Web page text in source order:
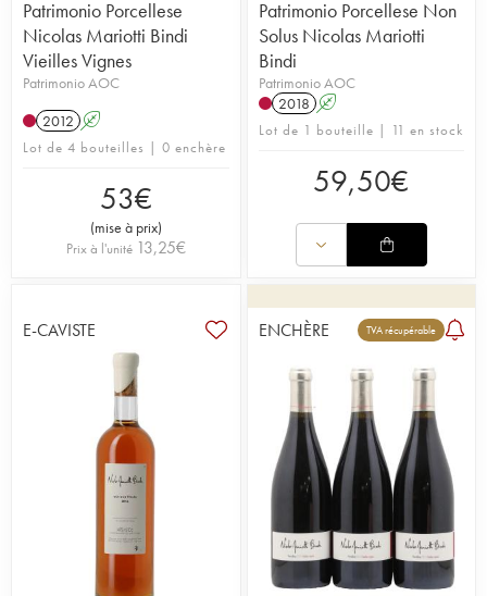
Patrimonio Porcellese
Nicolas Mariotti Bindi
Vieilles Vignes
Patrimonio AOC
2012 A
Lot de 4 bouteilles | 0 enchère
53€
(mise à prix)
Prix à l'unité 13,25€
Patrimonio Porcellese Non
Solus Nicolas Mariotti
Bindi
Patrimonio AOC
2018 A
Lot de 1 bouteille | 11 en stock
59,50€
E-CAVISTE ENCHÈRE TVA récupérable